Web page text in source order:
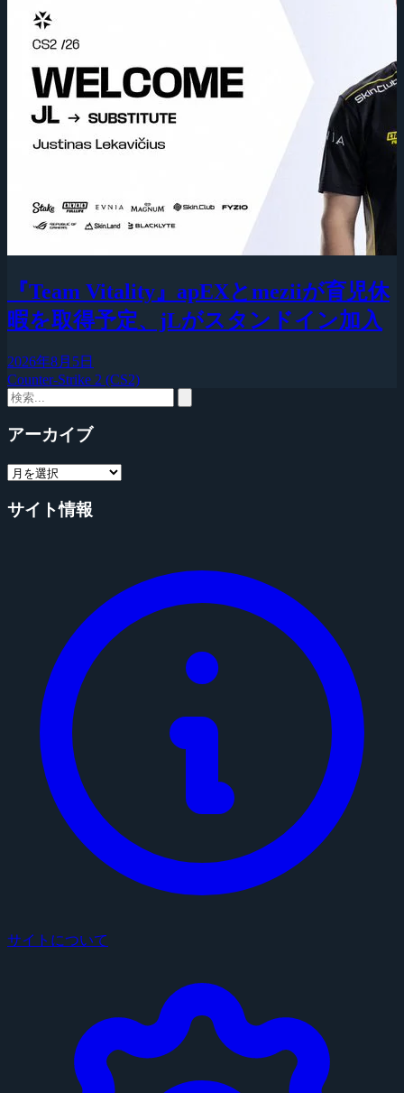
『Team Vitality』apEXとmeziiが育児休
暇を取得予定、jLがスタンドイン加入
2026年8月5日
Counter-Strike 2 (CS2)
アーカイブ
サイト情報
サイトについて